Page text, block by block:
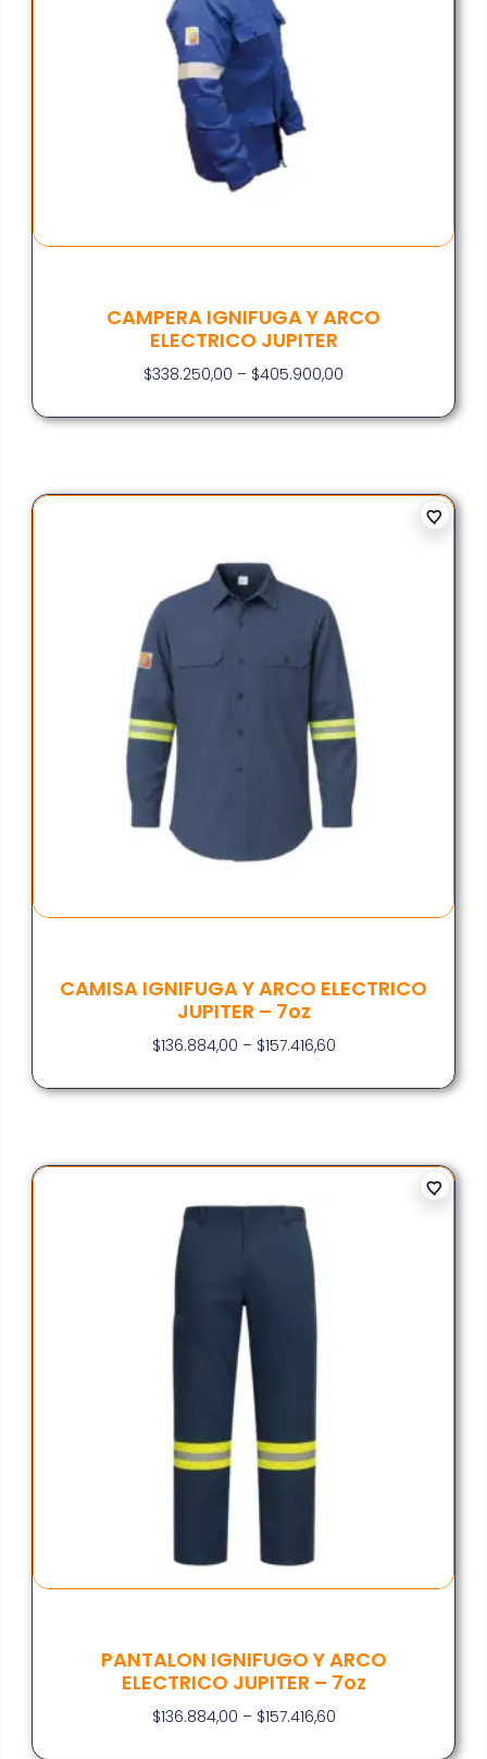
CAMPERA IGNIFUGA Y ARCO
ELECTRICO JUPITER
$338.250,00 – $405.900,00
CAMISA IGNIFUGA Y ARCO ELECTRICO
JUPITER – 7oz
$136.884,00 – $157.416,60
PANTALON IGNIFUGO Y ARCO
ELECTRICO JUPITER – 7oz
$136.884,00 – $157.416,60